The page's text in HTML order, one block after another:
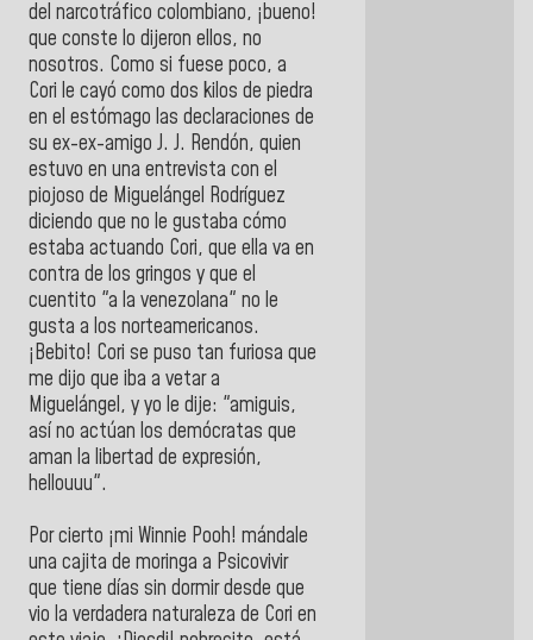
del narcotráfico colombiano, ¡bueno!
que conste lo dijeron ellos, no
nosotros. Como si fuese poco, a
Cori le cayó como dos kilos de piedra
en el estómago las declaraciones de
su ex-ex-amigo J. J. Rendón, quien
estuvo en una entrevista con el
piojoso de Miguelángel Rodríguez
diciendo que no le gustaba cómo
estaba actuando Cori, que ella va en
contra de los gringos y que el
cuentito "a la venezolana" no le
gusta a los norteamericanos.
¡Bebito! Cori se puso tan furiosa que
me dijo que iba a vetar a
Miguelángel, y yo le dije: "amiguis,
así no actúan los demócratas que
aman la libertad de expresión,
hellouuu".
Por cierto ¡mi Winnie Pooh! mándale
una cajita de moringa a Psicovivir
que tiene días sin dormir desde que
vio la verdadera naturaleza de Cori en